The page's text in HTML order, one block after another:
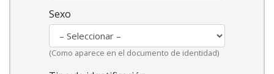
Sexo
(Como aparece en el documento de identidad)